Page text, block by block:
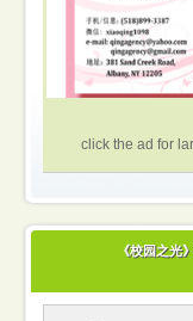
click the ad for
《校园之光